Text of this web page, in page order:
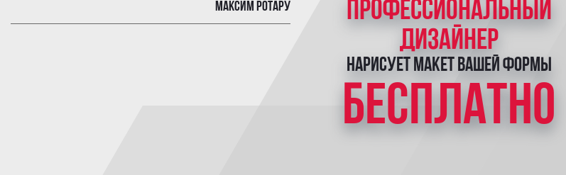
Максим Ротару
профессиональный
дизайнер
нарисует макет вашей формы
БЕСПЛАТНО